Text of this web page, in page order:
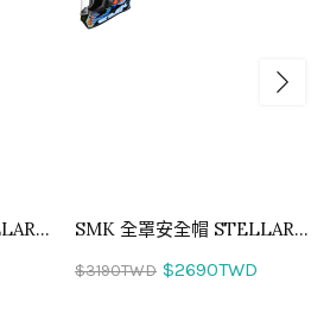
SMK 全罩安全帽 STELLAR SKULL 不朽戰魂 GL245 SMK 全罩安全帽 STELLAR SKULL 不朽戰魂 GL275
$3190TWD $2690TWD